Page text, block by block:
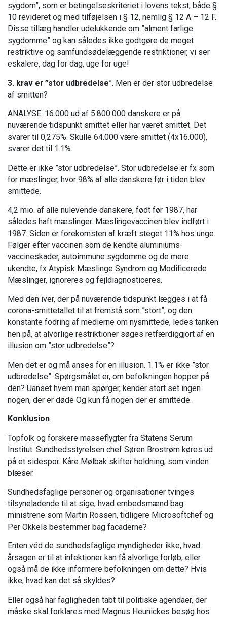
sygdom”, som er betingelseskriteriet i lovens tekst, både §
10 revideret og med tilføjelsen i § 12, nemlig § 12 A – 12 F.
Disse tillæg handler udelukkende om ”alment farlige
sygdomme” og kan således ikke godtgøre de meget
restriktive og samfundsødelæggende restriktioner, vi ser
eskalere, dag for dag, uge for uge!
3. krav er ”stor udbredelse”. Men er der stor udbredelse
af smitten?
ANALYSE: 16.000 ud af 5.800.000 danskere er på
nuværende tidspunkt smittet eller har været smittet. Det
svarer til 0,275%. Skulle 64.000 være smittet (4x16.000),
svarer det til 1.1%.
Dette er ikke ”stor udbredelse”. Stor udbredelse er fx som
for mæslinger, hvor 98% af alle danskere før i tiden blev
smittede.
4,2 mio. af alle nulevende danskere, født før 1987, har
således haft mæslinger. Mæslingevaccinen blev indført i
1987. Siden er forekomsten af kræft steget 11% hos unge.
Følger efter vaccinen som de kendte aluminiums-
vaccineskader, autoimmune sygdomme og de mere
ukendte, fx Atypisk Mæslinge Syndrom og Modificerede
Mæslinger, ignoreres og fejldiagnosticeres.
Med den iver, der på nuværende tidspunkt lægges i at få
corona-smittetallet til at fremstå som ”stort”, og den
konstante fodring af medierne om nysmittede, ledes tanken
hen på, at alvorlige restriktioner søges retfærdiggjort af en
illusion om ”stor udbredelse”?
Men det er og må anses for en illusion. 1.1% er ikke ”stor
udbredelse”. Spørgsmålet er, om befolkningen hopper på
den? Uanset hvem man spørger, kender stort set ingen
nogen, der er døde Og kun få nogen der er smittede.
Konklusion
Topfolk og forskere masseflygter fra Statens Serum
Institut. Sundhedsstyrelsen chef Søren Brostrøm køres ud
på et sidespor. Kåre Mølbak skifter holdning, som vinden
blæser.
Sundhedsfaglige personer og organisationer tvinges
tilsyneladende til at sige, hvad embedsmænd bag
ministrene som Martin Rossen, tidligere Microsoftchef og
Per Okkels bestemmer bag facaderne?
Enten véd de sundhedsfaglige myndigheder ikke, hvad
årsagen er til at infektioner kan få alvorlige forløb, eller
også må de ikke informere befolkningen om dette? Hvis
ikke, hvad kan det så skyldes?
Eller også har fagligheden tabt til politiske agendaer, der
måske skal forklares med Magnus Heunickes besøg hos